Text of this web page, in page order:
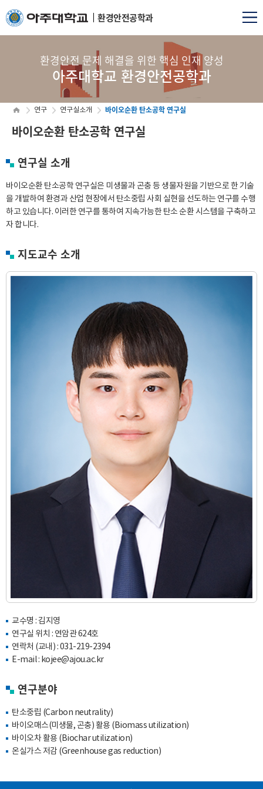
환경안전공학과
환경안전 문제 해결을 위한 핵심 인재 양성
아주대학교 환경안전공학과
연구 연구실소개 바이오순환 탄소공학 연구실
바이오순환 탄소공학 연구실
연구실 소개
바이오순환 탄소공학 연구실은 미생물과 곤충 등 생물자원을 기반으로 한 기술
을 개발하여 환경과 산업 현장에서 탄소중립 사회 실현을 선도하는 연구를 수행
하고 있습니다. 이러한 연구를 통하여 지속가능한 탄소 순환 시스템을 구축하고
자 합니다.
지도교수 소개
교수명 : 김지영
연구실 위치 : 연암관 624호
연락처 (교내) :031-219-2394
E-mail : kojee@ajou.ac.kr
연구분야
탄소중립 (Carbon neutrality)
바이오매스(미생물, 곤충) 활용 (Biomass utilization)
바이오차 활용 (Biochar utilization)
온실가스 저감 (Greenhouse gas reduction)